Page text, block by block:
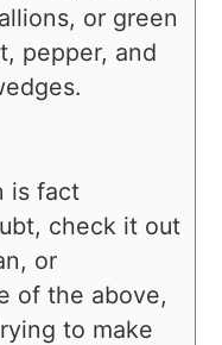
or green
pepper, and
is fact
check it out
or
of the above,
to make